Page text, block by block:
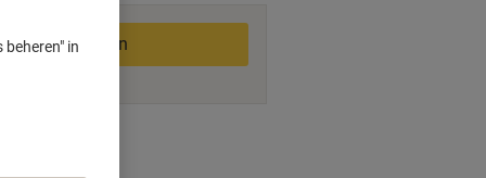
In winkelwagen
in